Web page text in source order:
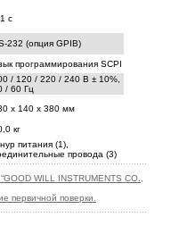
с
232 (опция GPIB)
программирования SCPI
/ 120 / 220 / 240 В ± 10%,
/ 60 Гц
x 140 x 380 мм
кг
питания (1),
провода (3)
WILL INSTRUMENTS CO.,
первичной поверки.